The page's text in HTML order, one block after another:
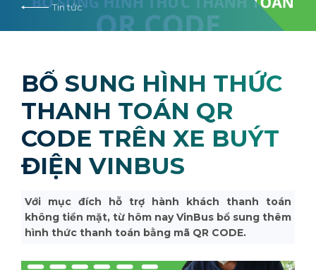
Tin tức
BỔ SUNG HÌNH THỨC
THANH TOÁN QR
CODE TRÊN XE BUÝT
ĐIỆN VINBUS
Với mục đích hỗ trợ hành khách thanh toán
không tiền mặt, từ hôm nay VinBus bổ sung thêm
hình thức thanh toán bằng mã QR CODE.